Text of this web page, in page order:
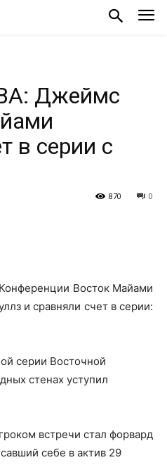
Джеймс
в серии с
0
870
Восток Майами
и сравняли счет в серии:
серии Восточной
стенах уступил
встречи стал форвард
себе в актив 29